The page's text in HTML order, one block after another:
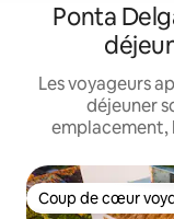
Ponta
Les voyageurs
déjeuner
emplacement,
Coup de cœur
Coup de cœur